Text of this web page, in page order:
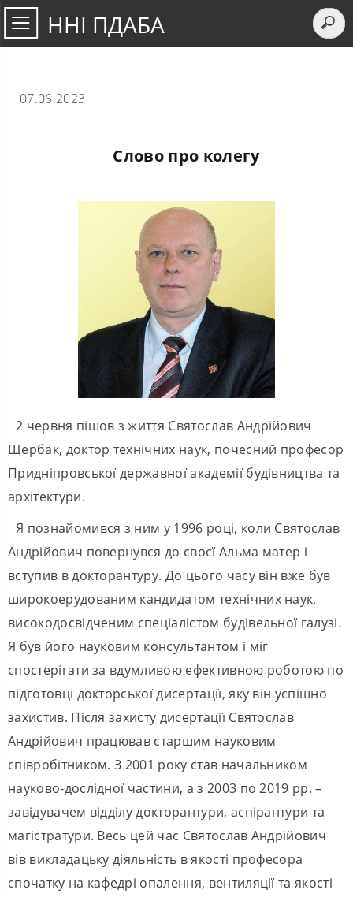
ННІ ПДАБА
07.06.2023
Слово про колегу
2 червня пішов з життя Святослав Андрійович
Щербак, доктор технічних наук, почесний професор
Придніпровської державної академії будівництва та
архітектури.
Я познайомився з ним у 1996 році, коли Святослав
Андрійович повернувся до своєї Альма матер і
вступив в докторантуру. До цього часу він вже був
широкоерудованим кандидатом технічних наук,
високодосвідченим спеціалістом будівельної галузі.
Я був його науковим консультантом і міг
спостерігати за вдумливою ефективною роботою по
підготовці докторської дисертації, яку він успішно
захистив. Після захисту дисертації Святослав
Андрійович працював старшим науковим
співробітником. З 2001 року став начальником
науково-дослідної частини, а з 2003 по 2019 рр. –
завідувачем відділу докторантури, аспірантури та
магістратури. Весь цей час Святослав Андрійович
вів викладацьку діяльність в якості професора
спочатку на кафедрі опалення, вентиляції та якості